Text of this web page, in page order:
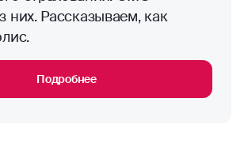
них. Рассказываем, как
Подробнее